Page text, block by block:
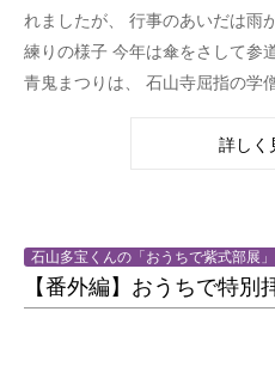
れましたが、 行事のあいだは雨
練りの様子 今年は傘をさして参
青鬼まつりは、 石山寺屈指の学
詳しく
石山多宝くんの「おうちで紫式部展」
【番外編】おうちで特